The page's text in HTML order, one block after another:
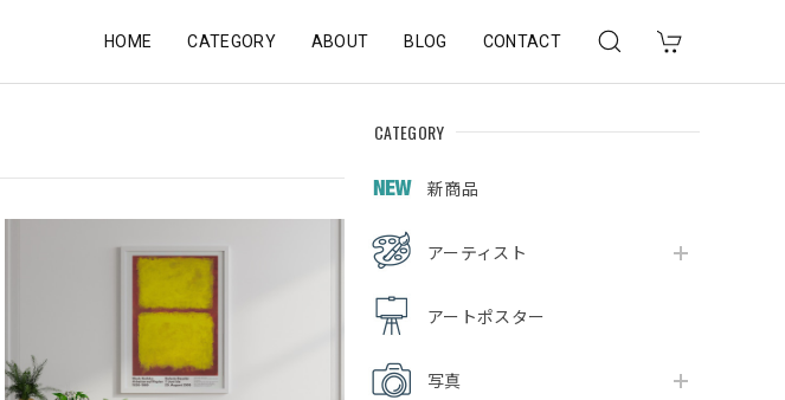
HOME CATEGORY ABOUT BLOG CONTACT
CATEGORY
新商品
アーティスト
アートポスター
写真